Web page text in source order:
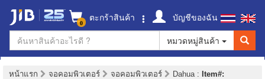
0 ตะกร้าสินค้า
บัญชีของฉัน
หมวดหมู่สินค้า
หน้าแรก จอคอมพิวเตอร์ จอคอมพิวเตอร์ Dahua : Item#: